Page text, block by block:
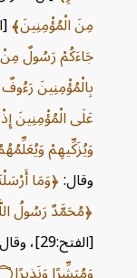
مِنَ الْمُؤْمِنِينَ
جَاءَكُمْ رَسُولٌ مِنْ
بِالْمُؤْمِنِينَ رَءُوفٌ رَحِيمٌ
عَلَى الْمُؤْمِنِينَ إِذْ
وَيُزَكِّيهِمْ وَيُعَلِّمُهُمُ
وقال: وَمَا أَرْسَلْنَاكَ
مُحَمَّدٌ رَسُولُ اللَّهِ
[الفتح:29]، وقال تعالى: